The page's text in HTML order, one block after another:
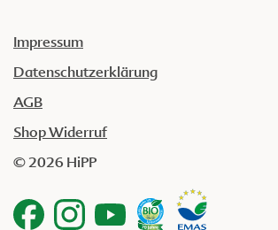
Impressum
Datenschutzerklärung
AGB
Shop Widerruf
© 2026 HiPP